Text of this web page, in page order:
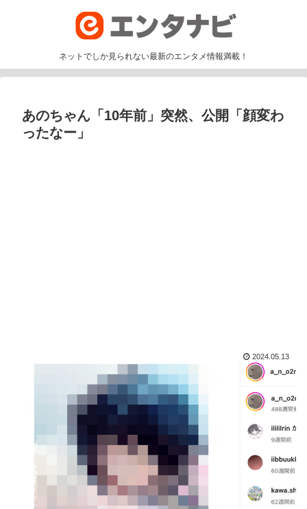
ネットでしか見られない最新のエンタメ情報満載！
あのちゃん「10年前」突然、公開「顔変わ
ったなー」
2024.05.13